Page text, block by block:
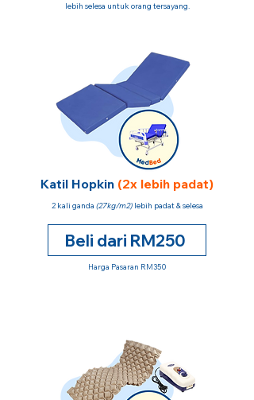
lebih selesa untuk orang tersayang.
Katil Hopkin (2x lebih padat)
2 kali ganda (27kg/m2)lebih padat & selesa
Beli dari RM250
Harga Pasaran RM350